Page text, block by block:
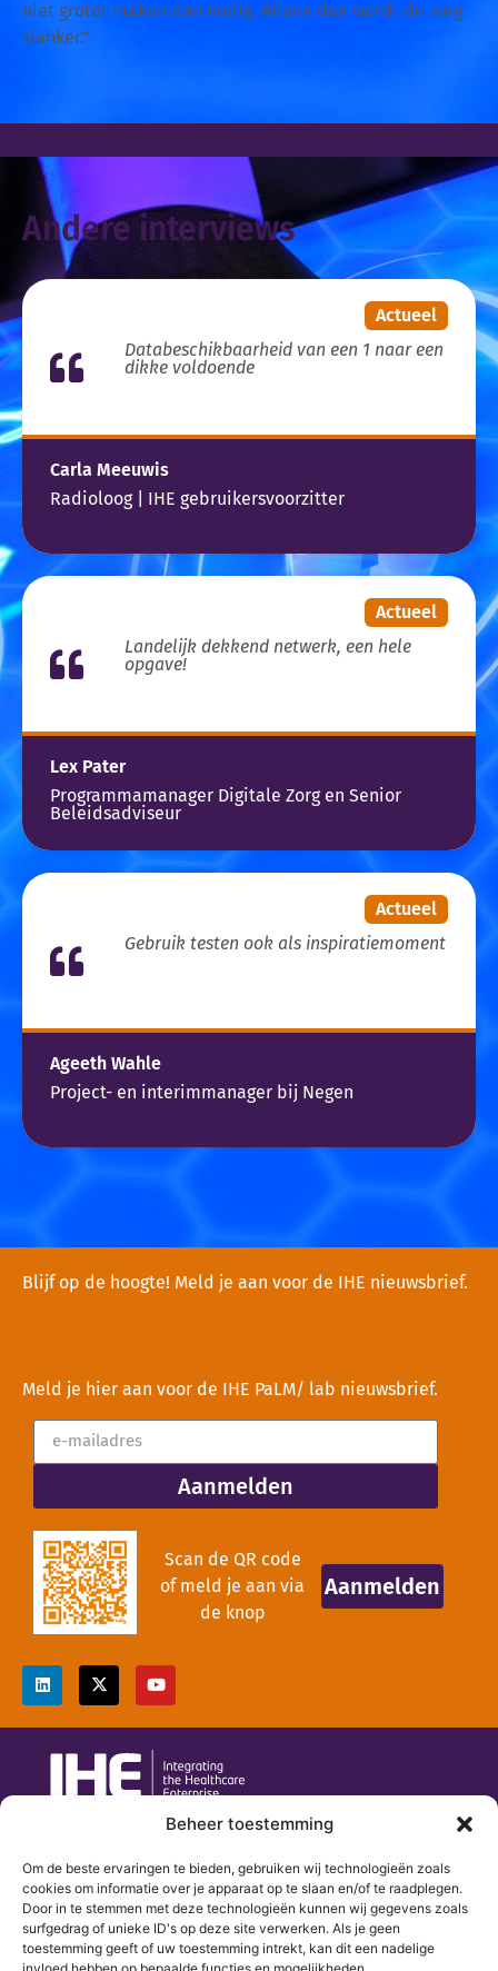
Beheer toestemming
Om de beste ervaringen te bieden, gebruiken wij technologieën zoals
cookies om informatie over je apparaat op te slaan en/of te raadplegen.
Door in te stemmen met deze technologieën kunnen wij gegevens zoals
surfgedrag of unieke ID's op deze site verwerken. Als je geen
toestemming geeft of uw toestemming intrekt, kan dit een nadelige
niet groter maken dan nodig. Alleen dan wordt de zorg
slanker.”
Andere interviews
Actueel
Databeschikbaarheid van een 1 naar een
dikke voldoende
Carla Meeuwis
Radioloog | IHE gebruikersvoorzitter
Actueel
Landelijk dekkend netwerk, een hele
opgave!
Lex Pater
Programmamanager Digitale Zorg en Senior
Beleidsadviseur
Actueel
Gebruik testen ook als inspiratiemoment
Ageeth Wahle
Project- en interimmanager bij Negen
Blijf op de hoogte! Meld je aan voor de IHE nieuwsbrief.
Meld je hier aan voor de IHE PaLM/ lab nieuwsbrief.
Aanmelden
Scan de QR code
of meld je aan via
de knop
Aanmelden
085 047 82 85
Wittevrouwensingel 1
3581 GA Utrecht